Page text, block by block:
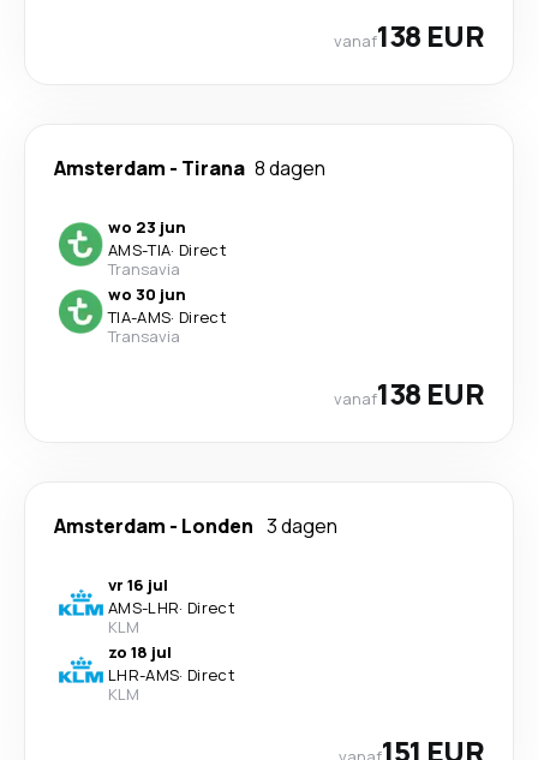
vanaf138 EUR
Amsterdam - Tirana 8 dagen
wo 23 jun
AMS-TIA· Direct
Transavia
wo 30 jun
TIA-AMS· Direct
Transavia
vanaf138 EUR
Amsterdam - Londen 3 dagen
vr 16 jul
AMS-LHR· Direct
KLM
zo 18 jul
LHR-AMS· Direct
KLM
151 EUR